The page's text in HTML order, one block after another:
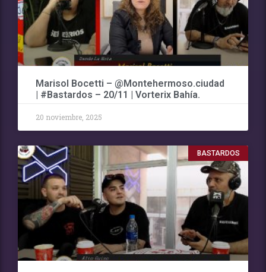
Marisol Bocetti – @Montehermoso.ciudad
| #Bastardos – 20/11 | Vorterix Bahía.
20 noviembre, 2025
BASTARDOS